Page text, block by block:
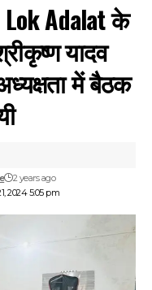
Adalat के
यादव
में बैठक
2024 5:05 pm
2 years ago